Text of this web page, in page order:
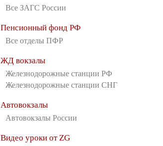
Все ЗАГС России
Пенсионный фонд РФ
Все отделы ПФР
ЖД вокзалы
Железнодорожные станции РФ
Железнодорожные станции СНГ
Автовокзалы
Автовокзалы России
Видео уроки от ZG